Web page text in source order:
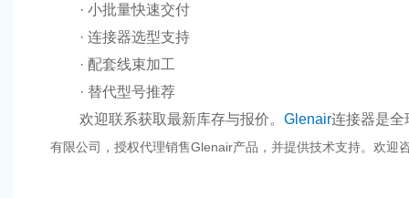
· 小批量快速交付
· 连接器选型支持
· 配套线束加工
· 替代型号推荐
欢迎联系获取最新库存与报价。 Glenair连接器是全
有限公司，授权代理销售Glenair产品，并提供技术支持。欢迎